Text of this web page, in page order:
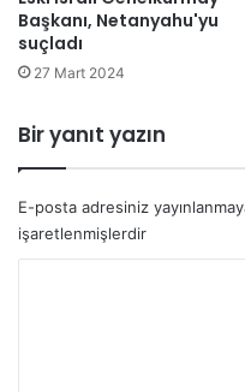
"
ç
a
ı
s
ı
a
l
d
?
Başkanı, Netanyahu'yu
suçladı
27 Mart 2024
Bir yanıt yazın
E-posta adresiniz
işaretlenmişlerdir